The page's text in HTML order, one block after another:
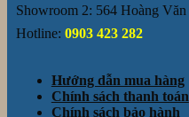
Showroom 2: 564 Hoàng
Hotline: 0903 423 282
Hướng dẫn mua hàng
Chính sách thanh toán
Chính sách bảo hành